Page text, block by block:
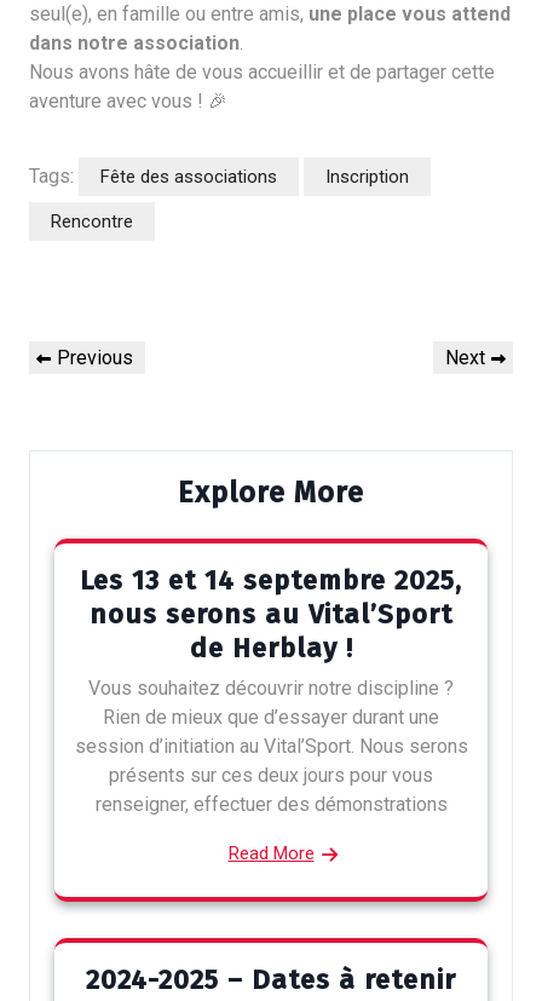
seul(e), en famille ou entre amis, une place vous attend
dans notre association.
Nous avons hâte de vous accueillir et de partager cette
aventure avec vous ! 🎉
Tags: Fête des associations Inscription
Rencontre
Navigation
de
Previous
Previous
Next
Next
Explore More
Les 13 et 14 septembre 2025,
nous serons au Vital’Sport
de Herblay !
Vous souhaitez découvrir notre discipline ?
Rien de mieux que d’essayer durant une
session d’initiation au Vital’Sport. Nous serons
présents sur ces deux jours pour vous
renseigner, effectuer des démonstrations
Read More
2024-2025 – Dates à retenir